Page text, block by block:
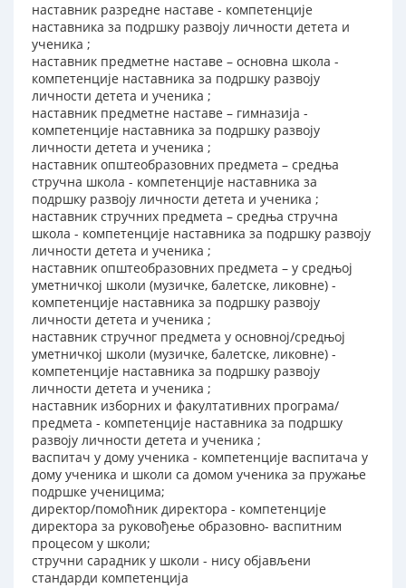
наставник разредне наставе - компетенције
наставника за подршку развоју личности детета и
ученика ;
наставник предметне наставе – основна школа -
компетенције наставника за подршку развоју
личности детета и ученика ;
наставник предметне наставе – гимназија -
компетенције наставника за подршку развоју
личности детета и ученика ;
наставник општеобразовних предмета – средња
стручна школа - компетенције наставника за
подршку развоју личности детета и ученика ;
наставник стручних предмета – средња стручна
школа - компетенције наставника за подршку развоју
личности детета и ученика ;
наставник општеобразовних предмета – у средњој
уметничкој школи (музичке, балетске, ликовне) -
компетенције наставника за подршку развоју
личности детета и ученика ;
наставник стручног предмета у основној/средњој
уметничкој школи (музичке, балетске, ликовне) -
компетенције наставника за подршку развоју
личности детета и ученика ;
наставник изборних и факултативних програма/
предмета - компетенције наставника за подршку
развоју личности детета и ученика ;
васпитач у дому ученика - компетенције васпитача у
дому ученика и школи са домом ученика за пружање
подршке ученицима;
директор/помоћник директора - компетенције
директора за руковођење образовно- васпитним
процесом у школи;
стручни сарадник у школи - нису објављени
стандарди компетенција